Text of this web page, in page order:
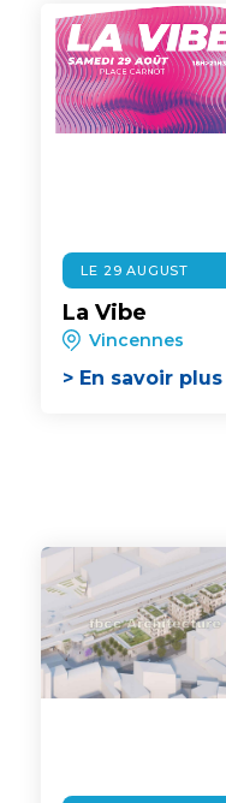
LE 29 AUGUST
La Vibe
Vincennes
> En savoir plus